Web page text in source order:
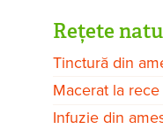
Rețete
Tinctură din
Macerat la
Infuzie din